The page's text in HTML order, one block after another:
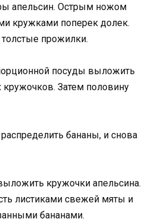
апельсин. Острым ножом
кружками поперек долек.
толстые прожилки.
посуды выложить
Затем половину
бананы, и снова
кружочки апельсина.
листиками свежей мяты и
бананами.